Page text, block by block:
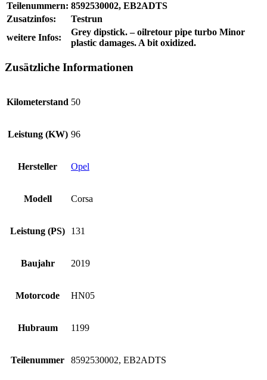
Teilenummern: 8592530002, EB2ADTS
Zusatzinfos:
Testrun
weitere Infos:
Grey dipstick. – oilretour pipe turbo Minor
plastic damages. A bit oxidized.
Zusätzliche Informationen
Kilometerstand 50
Leistung (KW) 96
Hersteller Opel
Modell Corsa
Leistung (PS) 131
Baujahr 2019
Motorcode HN05
Hubraum 1199
Teilenummer 8592530002, EB2ADTS